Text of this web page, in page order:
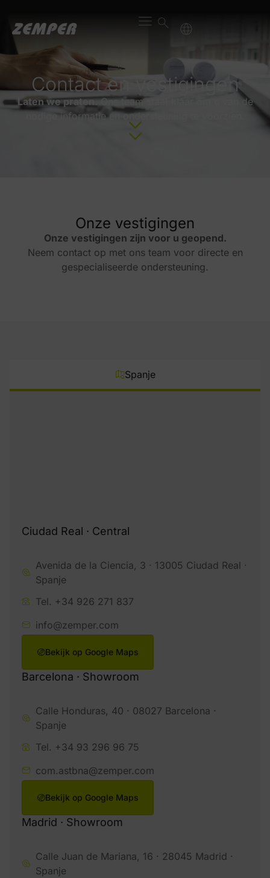
Contact en vestigingen
Laten we praten.Ons team staat klaar om u van de
nodige informatie en ondersteuning te voorzien.
Onze vestigingen
Onze vestigingen zijn voor u geopend.
Neem contact op met ons team voor directe en
gespecialiseerde ondersteuning.
Spanje
Ciudad Real · Central
Avenida de la Ciencia, 3 · 13005 Ciudad Real ·
Spanje
Tel. +34 926 271 837
info@zemper.com
Bekijk op Google Maps
Barcelona · Showroom
Calle Honduras, 40 · 08027 Barcelona ·
Spanje
Tel. +34 93 296 96 75
com.astbna@zemper.com
Bekijk op Google Maps
Madrid · Showroom
Calle Juan de Mariana, 16 · 28045 Madrid ·
Spanje